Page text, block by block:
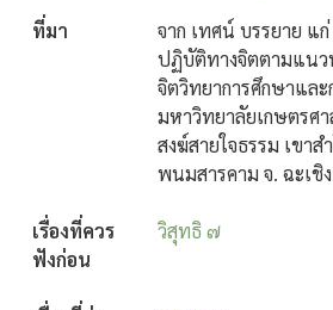
ที่มา
จาก เทศน์ บรรยาย แ
ปฏิบัติทางจิตตามแนว
จิตวิทยาการศึกษาแล
มหาวิทยาลัยเกษตรศ
สงฆ์สายใจธรรม เขาส
พนมสารคาม จ. ฉะเชิ
เรื่องที่ควร
ฟังก่อน
วิสุทธิ ๗